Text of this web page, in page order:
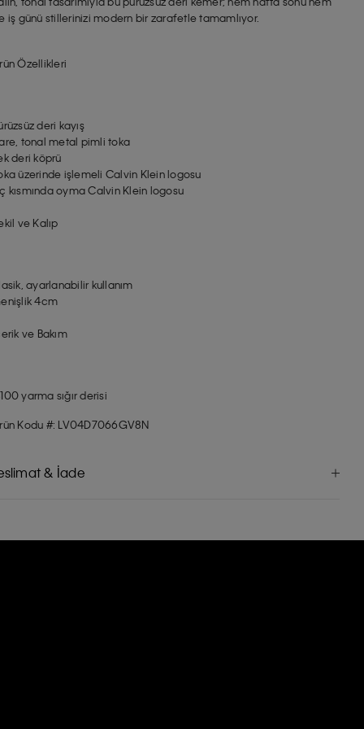
iş günü stillerinizi modern bir zarafetle tamamlıyor.
Özellikleri
deri kayış
tonal metal pimli toka
deri köprü
üzerinde işlemeli Calvin Klein logosu
kısmında oyma Calvin Klein logosu
ve Kalıp
ayarlanabilir kullanım
4cm
ve Bakım
yarma sığır derisi
Kodu #: LV04D7066GV8N
& İade